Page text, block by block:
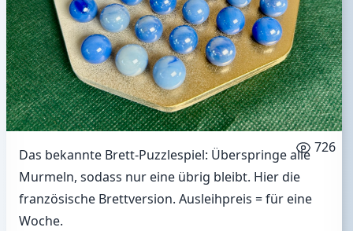
726
Das bekannte Brett-Puzzlespiel: Überspringe alle
Murmeln, sodass nur eine übrig bleibt. Hier die
französische Brettversion. Ausleihpreis = für eine
Woche.